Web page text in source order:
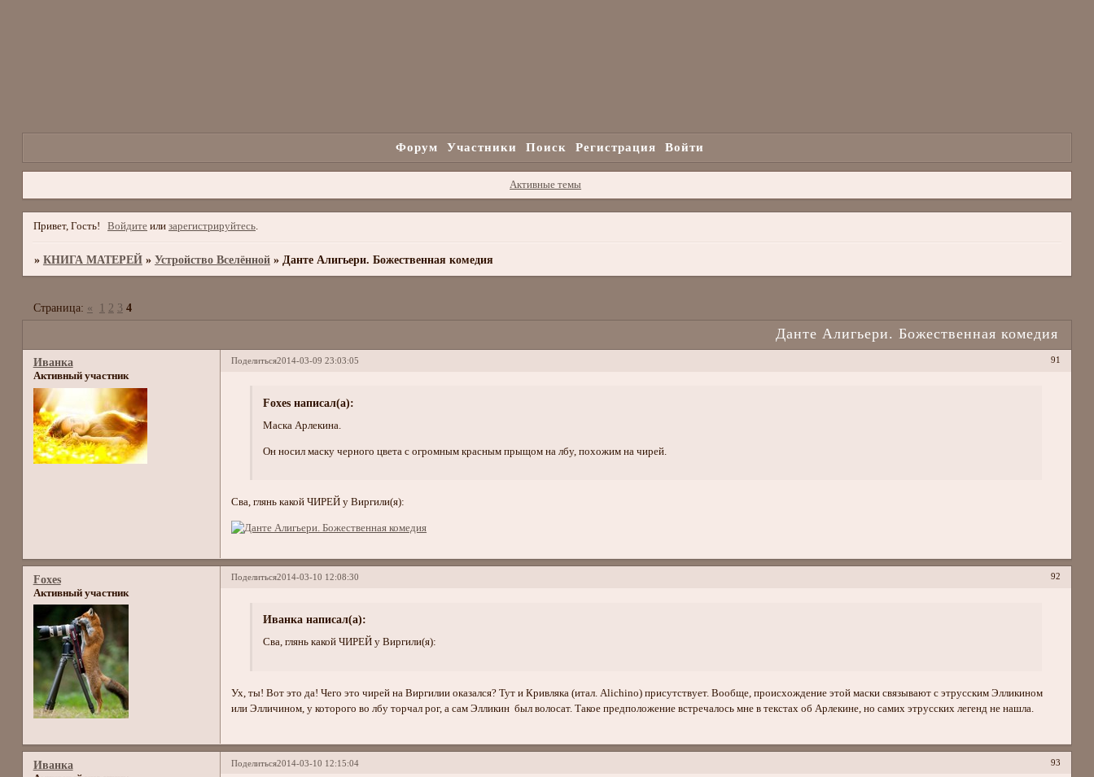
Форум Участники Поиск Регистрация Войти
Активные темы
Привет, Гость! Войдите или зарегистрируйтесь
» КНИГА МАТЕРЕЙ » Устройство Вселённой » Данте Алигьери. Божественная комедия
Данте Алигьери. Божественная комедия
Страница: « 1 2 3 4
Поделиться 91
2014-03-09 23:03:05
Иванка
Активный участник
Foxes написал(а):
Маска Арлекина.
Он носил маску черного цвета с огромным красным прыщом на лбу, похожим на чирей.
Сва, глянь какой ЧИРЕЙ у Виргили(я):
Поделиться 92
2014-03-10 12:08:30
Foxes
Активный участник
Иванка написал(а):
Сва, глянь какой ЧИРЕЙ у Виргили(я):
Ух, ты! Вот это да! Чего это чирей на Виргилии оказался? Тут и Кривляка (итал. Alichino) присутствует. Вообще, происхождение этой маски связывают с этрусским Элликином
или Элличином, у которого во лбу торчал рог, а сам Элликин был волосат. Такое предположение встречалось мне в текстах об Арлекине, но самих этрусских легенд не нашла.
Поделиться 93
2014-03-10 12:15:04
Иванка